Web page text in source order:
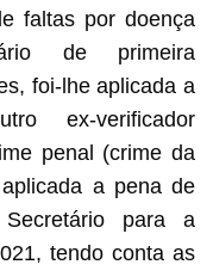
faltas por doença
de primeira
foi-lhe aplicada a
ex-verificador
penal (crime da
a pena de
para a
tendo conta as